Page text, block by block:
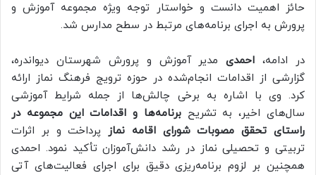
حائز اهمیت دانست و خواستار توجه ویژه مجموعه آموزش و
پرورش به اجرای برنامه‌های مرتبط در سطح مدارس شد.
در ادامه، احمدیمدیر آموزش و پرورش شهرستان دیواندره،
گزارشی از اقدامات انجام‌شده در حوزه ترویج فرهنگ نماز ارائه
کرد. وی با اشاره به برخی چالش‌ها از جمله شرایط آموزشی
سال‌های اخیر، به تشریح برنامه‌ها و اقدامات این مجموعه در
راستای تحقق مصوبات شورای اقامه نماز
پرداخت و بر اثرات
تربیتی و تحصیلی نماز در رشد دانش‌آموزان تأکید نمود. احمدی
همچنین بر لزوم برنامه‌ریزی دقیق برای اجرای فعالیت‌های آتی